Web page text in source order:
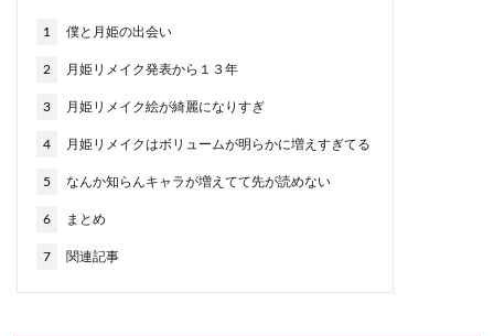
1 僕と月姫の出会い
2 月姫リメイク発表から１３年
3 月姫リメイク絵が綺麗になりすぎ
4 月姫リメイクはボリュームが明らかに増えすぎてる
5 なんか知らんキャラが増えてて先が読めない
6 まとめ
7 関連記事